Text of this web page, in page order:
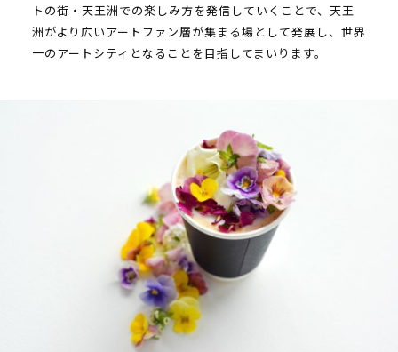
トの街・天王洲での楽しみ方を発信していくことで、天王
洲がより広いアートファン層が集まる場として発展し、世界
一のアートシティとなることを目指してまいります。